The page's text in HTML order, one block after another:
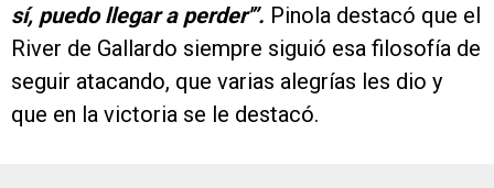
sí, puedo llegar a perder'”. Pinola destacó que el
River de Gallardo siempre siguió esa filosofía de
seguir atacando, que varias alegrías les dio y
que en la victoria se le destacó.